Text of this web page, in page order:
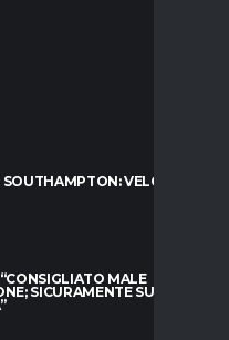
VELOCITÀ E
MALE
SICURAMENTE SUL